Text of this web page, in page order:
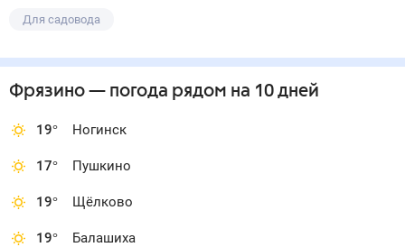
Для садовода
Фрязино— погода рядом на 10 дней
19° Ногинск
17° Пушкино
19° Щёлково
19° Балашиха